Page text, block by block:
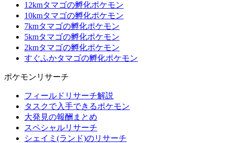
12kmタマゴの孵化ポケモン
10kmタマゴの孵化ポケモン
7kmタマゴの孵化ポケモン
5kmタマゴの孵化ポケモン
2kmタマゴの孵化ポケモン
すぐふかタマゴの孵化ポケモン
ポケモンリサーチ
フィールドリサーチ解説
タスクで入手できるポケモン
大発見の報酬まとめ
スペシャルリサーチ
シェイミ(ランド)のリサーチ